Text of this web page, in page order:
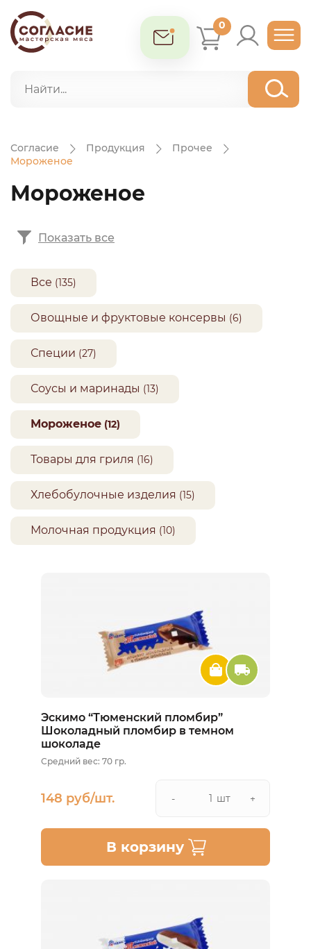
0
Согласие Продукция
Прочее
Мороженое
Мороженое
Показать все
Все (135)
Овощные и фруктовые консервы (6)
Специи (27)
Соусы и маринады (13)
Мороженое (12)
Товары для гриля (16)
Хлебобулочные изделия (15)
Молочная продукция (10)
Эскимо “Тюменский пломбир”
Шоколадный пломбир в темном
шоколаде
Средний вес: 70 гр.
148 руб/шт. - шт +
В корзину